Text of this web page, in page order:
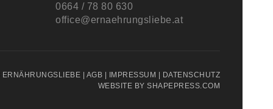
0664 / 78 80 630
office@ernaehrungsliebe.at
| AGB IMPRESSUM
DATENSCHUTZ
WEBSITE BY SHAPEPRESS.COM